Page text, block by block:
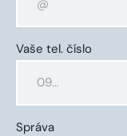
Vaše tel. číslo
Správa